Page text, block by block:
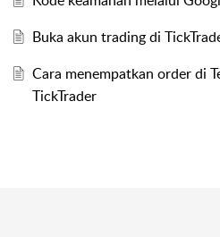
Buka akun trading di
Cara menempatkan order di
TickTrader